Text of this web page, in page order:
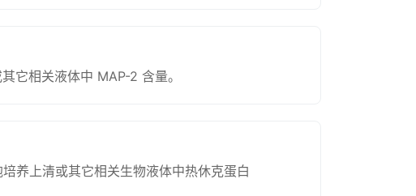
它相关液体中 MAP-2 含量。
养上清或其它相关生物液体中热休克蛋白